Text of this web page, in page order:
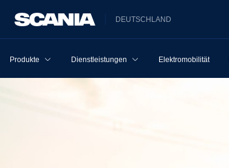
DEUTSCHLAND
Produkte Dienstleistungen Elektromobilität